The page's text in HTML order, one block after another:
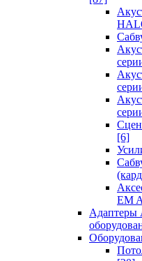
[6]
EM
Адаптеры